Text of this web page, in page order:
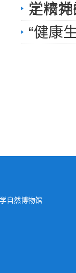
定精
学校
“健康
自然博物馆